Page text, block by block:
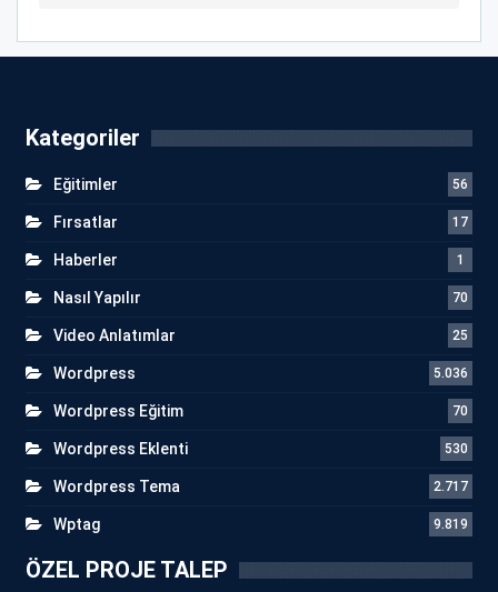
Kategoriler
Eğitimler 56
Fırsatlar 17
Haberler 1
Nasıl Yapılır 70
Video Anlatımlar 25
Wordpress 5.036
Wordpress Eğitim 70
Wordpress Eklenti 530
Wordpress Tema 2.717
Wptag 9.819
ÖZEL PROJE TALEP